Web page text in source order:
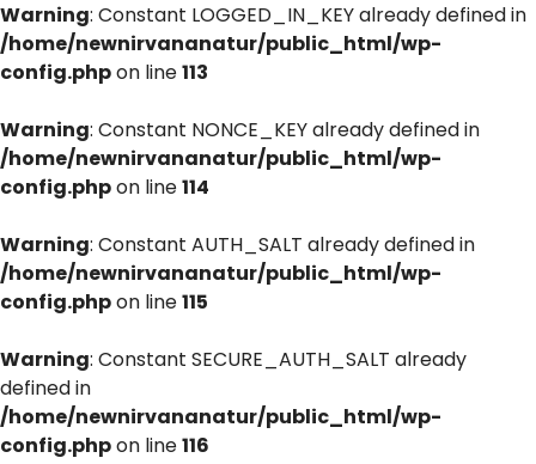
Warning: Constant LOGGED_IN_KEY already defined in
/home/newnirvananatur/public_html/wp-
config.phpon line113
Warning: Constant NONCE_KEY already defined in
/home/newnirvananatur/public_html/wp-
config.phpon line114
Warning: Constant AUTH_SALT already defined in
/home/newnirvananatur/public_html/wp-
config.phpon line115
Warning: Constant SECURE_AUTH_SALT already
defined in
/home/newnirvananatur/public_html/wp-
config.phpon line116